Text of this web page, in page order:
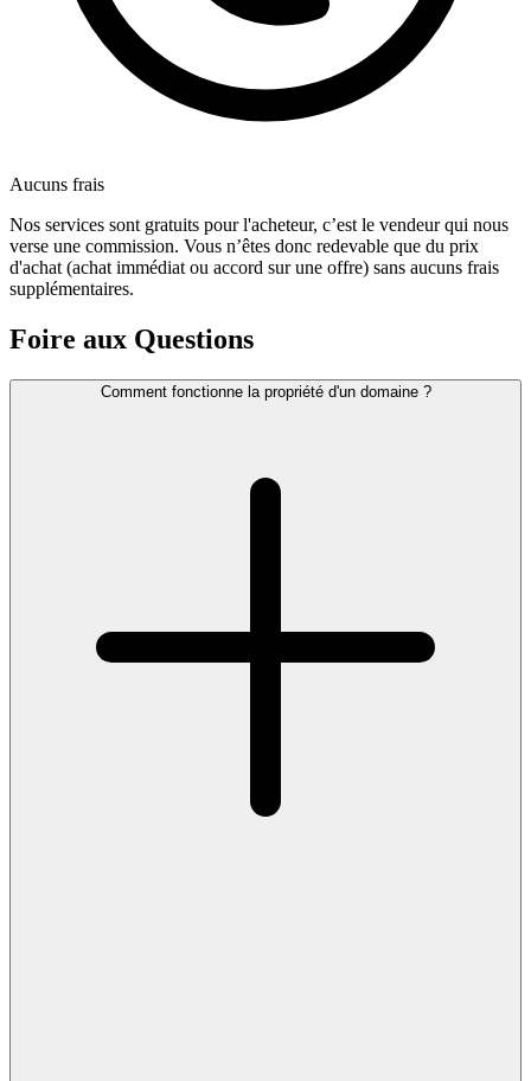
Aucuns frais
Nos services sont gratuits pour l'acheteur, c’est le vendeur qui nous
verse une commission. Vous n’êtes donc redevable que du prix
d'achat (achat immédiat ou accord sur une offre) sans aucuns frais
supplémentaires.
Foire aux Questions
Comment fonctionne la propriété d'un domaine ?